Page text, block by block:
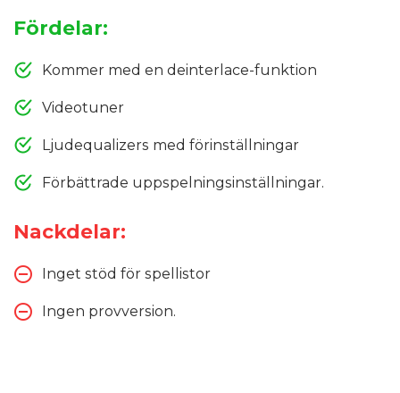
Fördelar:
Kommer med en deinterlace-funktion
Videotuner
Ljudequalizers med förinställningar
Förbättrade uppspelningsinställningar.
Nackdelar:
Inget stöd för spellistor
Ingen provversion.